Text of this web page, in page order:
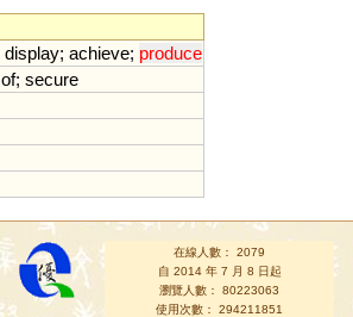
display; achieve; produce
of; secure
在線人數： 2079
自 2014 年 7 月 8 日起
瀏覽人數： 80223063
使用次數： 294211851